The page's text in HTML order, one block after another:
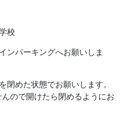
校
ンパーキングへお願いしま
閉めた状態でお願いします。
んので開けたら閉めるようにお